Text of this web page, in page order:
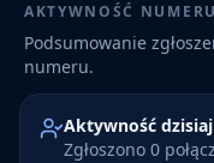
AKTYWNOŚĆ NUMERU
Podsumowanie
numeru.
Aktywność dzisiaj
Zgłoszono 0